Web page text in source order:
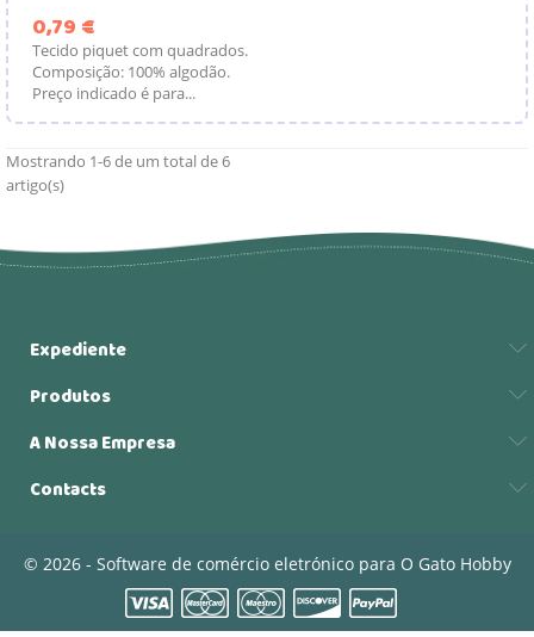
0,79 €
Tecido piquet com quadrados.
Composição: 100% algodão.
Preço indicado é para...
Mostrando 1-6 de um total de 6
artigo(s)
Expediente
Produtos
A Nossa Empresa
Contacts
© 2026 - Software de comércio eletrónico para O Gato Hobby